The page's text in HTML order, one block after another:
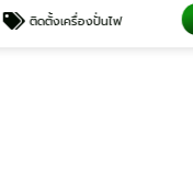
ติดตั้งเครื่องปั่นไฟ